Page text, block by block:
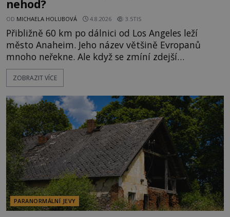
nehod?
OD MICHAELA HOLUBOVÁ 4.8.2026 3.5TIS
Přibližně 60 km po dálnici od Los Angeles leží
město Anaheim. Jeho název většině Evropanů
mnoho neřekne. Ale když se zmíní zdejší
Disneyland, je hned jasno. Zábavní park vyroste na
poklidném místě bývalého sadu pomerančovníků.
kolem 17 000 000 zábavychtivých lidí ročně. A ač je
velká snaha to utajit, někteří z
ZOBRAZIT VÍCE
PARANORMÁLNÍ JEVY